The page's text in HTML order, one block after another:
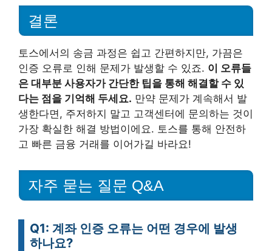
결론
토스에서의 송금 과정은 쉽고 간편하지만, 가끔은
인증 오류로 인해 문제가 발생할 수 있죠. 이 오류들
은 대부분 사용자가 간단한 팁을 통해 해결할 수 있
다는 점을 기억해 두세요. 만약 문제가 계속해서 발
생한다면, 주저하지 말고 고객센터에 문의하는 것이
가장 확실한 해결 방법이에요. 토스를 통해 안전하
고 빠른 금융 거래를 이어가길 바라요!
자주 묻는 질문 Q&A
Q1: 계좌 인증 오류는 어떤 경우에 발생
하나요?